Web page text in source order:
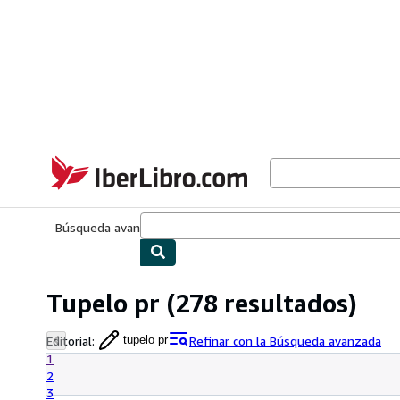
IberLibro.com
Búsqueda avanzada
Tupelo pr (278 resultados)
Editorial: tupelo pr
Refinar con la Búsqueda avanzada
1
2
3